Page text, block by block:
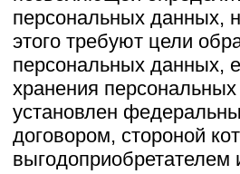
Политика конфиденциальности
+7 922 117 41 22
zagorod-prostor@yandex.ru
ИП Тинтюк Сергей
ИНН: 663904840571